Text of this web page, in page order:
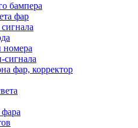
бампера
фар
номера
сигнала
фар, корректор